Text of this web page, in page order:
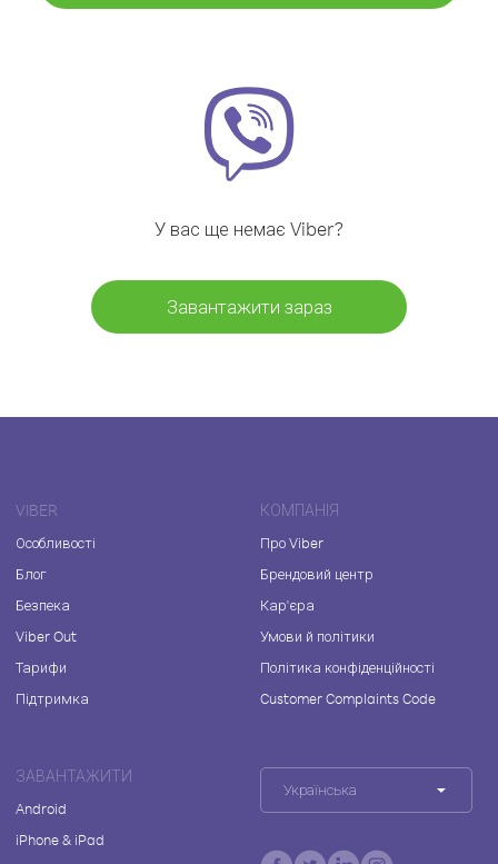
У вас ще немає Viber?
Завантажити зараз
VIBER
Особливості
Блог
Безпека
Viber Out
Тарифи
Підтримка
КОМПАНІЯ
Про Viber
Брендовий центр
Кар'єра
Умови й політики
Політика конфіденційності
Customer Complaints Code
ЗАВАНТАЖИТИ
Android
iPhone & iPad
Українська